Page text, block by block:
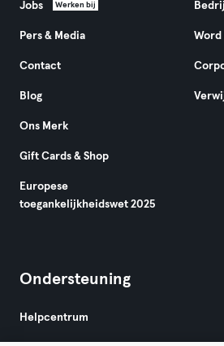
Jobs Werken bij
Pers & Media
Contact
Blog
Ons Merk
Gift Cards & Shop
Europese
toegankelijkheidswet 2025
Word
Ondersteuning
Helpcentrum